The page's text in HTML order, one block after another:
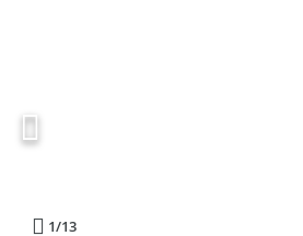
1/13